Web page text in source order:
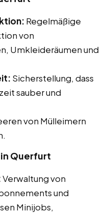
Regelmäßige
von
Umkleideräumen und
Sicherstellung, dass
sauber und
von Mülleimern
Querfurt
Verwaltung von
und
Minijobs,